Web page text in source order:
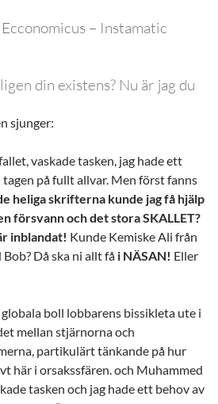
– Instamatic
din existens? Nu är jag du
sjunger:
vaskade tasken, jag hade ett
på fullt allvar. Men först fanns
heliga skrifterna kunde jag få hjälp
försvann och det stora SKALLET?
inblandat! Kunde Kemiske Ali från
Då ska ni allt få i NÄSAN! Eller
boll lobbarens bissikleta ute i
mellan stjärnorna och
partikulärt tänkande på hur
här i orsakssfären. och Muhammed
tasken och jag hade ett behov av